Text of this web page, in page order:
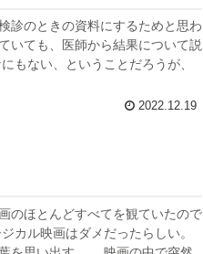
のときの資料にするためと思わ
いても、医師から結果について説
ない、ということだろうが、
2022.12.19
ほとんどすべてを観ていたので
ル映画はダメだったらしい。